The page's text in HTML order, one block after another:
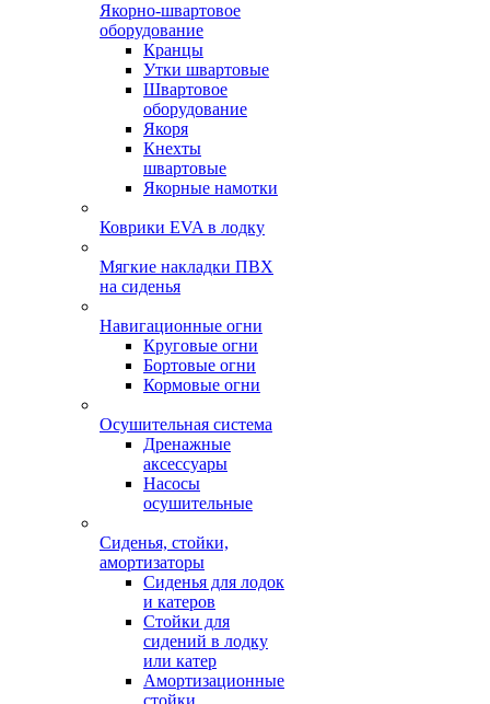
Якорно-швартовое
оборудование
Кранцы
Утки швартовые
Швартовое
оборудование
Якоря
Кнехты
швартовые
Якорные намотки
Коврики EVA в лодку
Мягкие накладки ПВХ
на сиденья
Навигационные огни
Круговые огни
Бортовые огни
Кормовые огни
Осушительная система
Дренажные
аксессуары
Насосы
осушительные
Сиденья, стойки,
амортизаторы
Сиденья для лодок
и катеров
Стойки для
сидений в лодку
или катер
Амортизационные
стойки